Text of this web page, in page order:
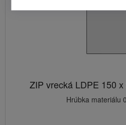
ZIP vrecká LDPE 150
Hrúbka materiálu